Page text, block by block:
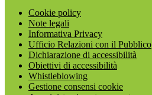
Cookie policy
Note legali
Informativa Privacy
Ufficio Relazioni con il Pubblico
Dichiarazione di accessibilità
Obiettivi di accessibilità
Whistleblowing
Gestione consensi cookie